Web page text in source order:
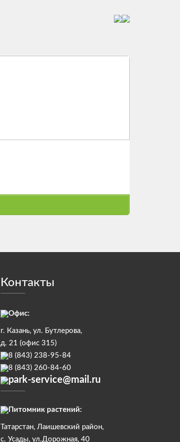
Контакты
Офис:
г. Казань, ул. Бутлерова,
д. 21 (офис 315)
8 (843) 238-95-84
8 (843) 260-84-60
park-service@mail.ru
Питомник растений:
Татарстан, Лаишевский район,
с. Усады, ул.Дорожная, 40